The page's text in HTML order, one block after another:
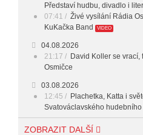
20:00 - 23:00
Představí hudbu, divadlo i
07:41
Živé vysílání Rádia
KuKačka Band
VIDEO
04.08.2026
21:17
David Koller se vrací,
Osmičce
03.08.2026
12:45
Plachetka, Katta i
Svatováclavského
29.07.2026
ZOBRAZIT DALŠÍ